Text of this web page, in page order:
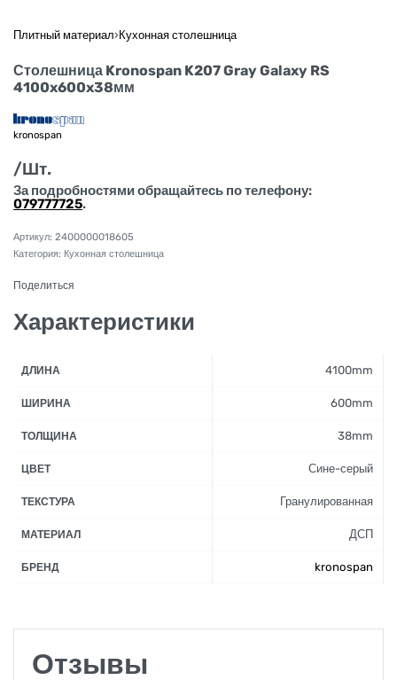
Плитный материал› Кухонная столешница
Столешница Kronospan K207 Gray Galaxy RS
4100x600x38мм
kronospan
/Шт.
За подробностями обращайтесь по телефону:
079777725.
2400000018605
Категория: Кухонная столешница
Поделиться
Характеристики
ДЛИНА 4100mm
ШИРИНА 600mm
ТОЛЩИНА 38mm
ЦВЕТ Сине-серый
ТЕКСТУРА Гранулированная
МАТЕРИАЛ ДСП
БРЕНД kronospan
Отзывы